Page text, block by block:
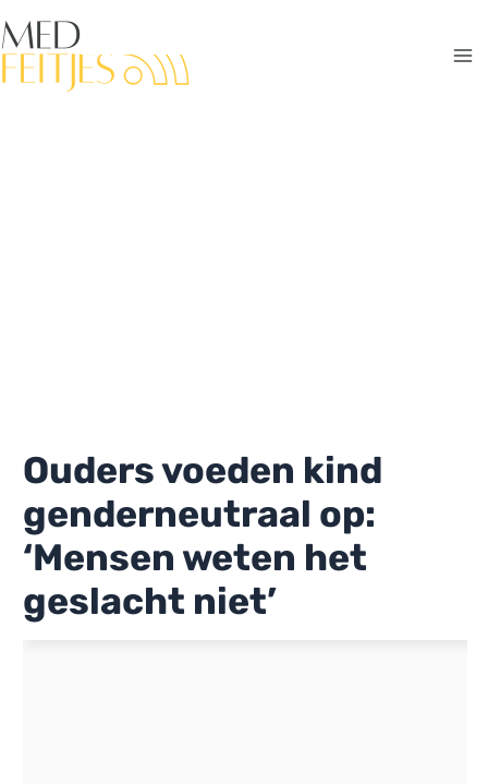
naar
de
Ouders voeden kind
genderneutraal op:
‘Mensen weten het
geslacht niet’